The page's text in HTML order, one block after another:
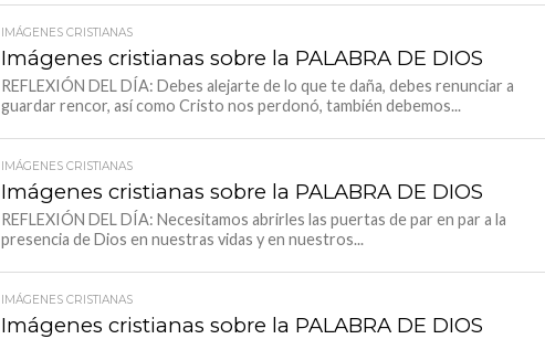
IMÁGENES CRISTIANAS
Imágenes cristianas sobre la PALABRA DE DIOS
REFLEXIÓN DEL DÍA: Debes alejarte de lo que te daña, debes renunciar a
guardar rencor, así como Cristo nos perdonó, también debemos...
IMÁGENES CRISTIANAS
Imágenes cristianas sobre la PALABRA DE DIOS
REFLEXIÓN DEL DÍA: Necesitamos abrirles las puertas de par en par a la
presencia de Dios en nuestras vidas y en nuestros...
IMÁGENES CRISTIANAS
Imágenes cristianas sobre la PALABRA DE DIOS